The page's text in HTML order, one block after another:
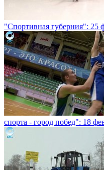
"Спортивная губерния": 25
спорта - город побед": 18